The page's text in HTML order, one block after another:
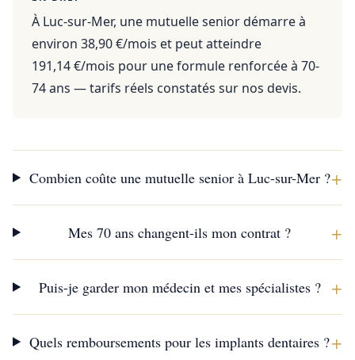
À Luc-sur-Mer, une mutuelle senior démarre à
environ 38,90 €/mois et peut atteindre
191,14 €/mois pour une formule renforcée à 70-
74 ans — tarifs réels constatés sur nos devis.
Combien coûte une mutuelle senior à Luc-sur-Mer ?+
Mes 70 ans changent-ils mon contrat ? +
Puis-je garder mon médecin et mes spécialistes ? +
Quels remboursements pour les implants dentaires ?+